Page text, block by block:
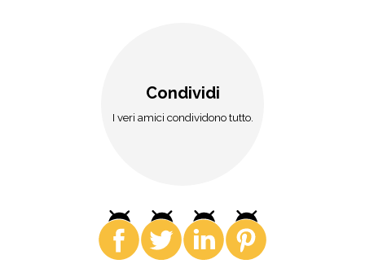
Condividi
I veri amici condividono tutto.